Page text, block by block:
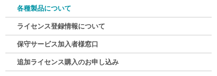
各種製品について
ライセンス登録情報について
保守サービス加入者様窓口
追加ライセンス購入のお申し込み